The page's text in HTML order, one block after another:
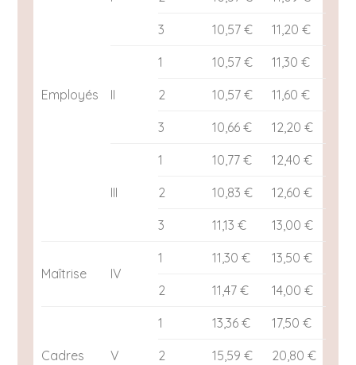
Employés
3 10,57 € 11,20 €
II
1 10,57 € 11,30 €
2 10,57 € 11,60 €
3 10,66 € 12,20 €
III
1 10,77 € 12,40 €
2 10,83 € 12,60 €
3 11,13 € 13,00 €
Maîtrise IV
1 11,30 € 13,50 €
2 11,47 € 14,00 €
Cadres V
1 13,36 € 17,50 €
2 15,59 € 20,80 €